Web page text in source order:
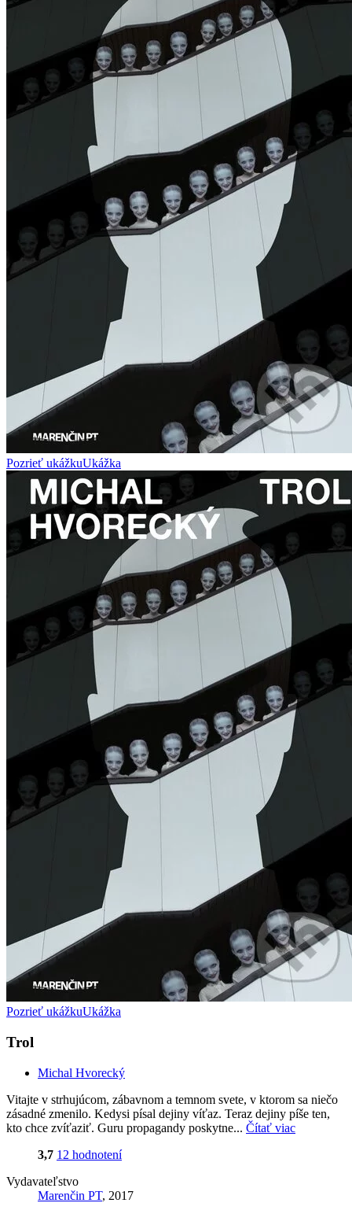
Pozrieť ukážkuUkážka
Pozrieť ukážkuUkážka
Trol
Michal Hvorecký
Vitajte v strhujúcom, zábavnom a temnom svete, v ktorom sa niečo
zásadné zmenilo. Kedysi písal dejiny víťaz. Teraz dejiny píše ten,
kto chce zvíťaziť. Guru propagandy poskytne... Čítať viac
3,7 12 hodnotení
Vydavateľstvo
Marenčin PT, 2017